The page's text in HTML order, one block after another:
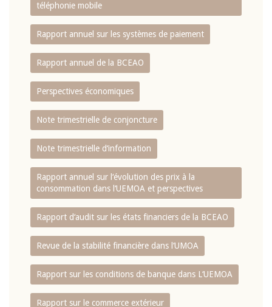
téléphonie mobile
Rapport annuel sur les systèmes de paiement
Rapport annuel de la BCEAO
Perspectives économiques
Note trimestrielle de conjoncture
Note trimestrielle d‘information
Rapport annuel sur l‘évolution des prix à la
consommation dans l‘UEMOA et perspectives
Rapport d‘audit sur les états financiers de la BCEAO
Revue de la stabilité financière dans l‘UMOA
Rapport sur les conditions de banque dans L‘UEMOA
Rapport sur le commerce extérieur